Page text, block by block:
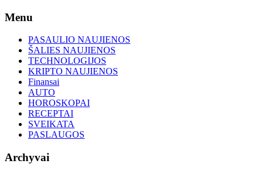
Skip
content
Menu
PASAULIO NAUJIENOS
ŠALIES NAUJIENOS
TECHNOLOGIJOS
KRIPTO NAUJIENOS
Finansai
AUTO
HOROSKOPAI
RECEPTAI
SVEIKATA
PASLAUGOS
Archyvai